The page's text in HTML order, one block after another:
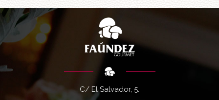
C/ El Salvador, 5.